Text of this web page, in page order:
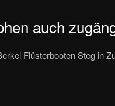
auch
Flüsterbooten Steg in